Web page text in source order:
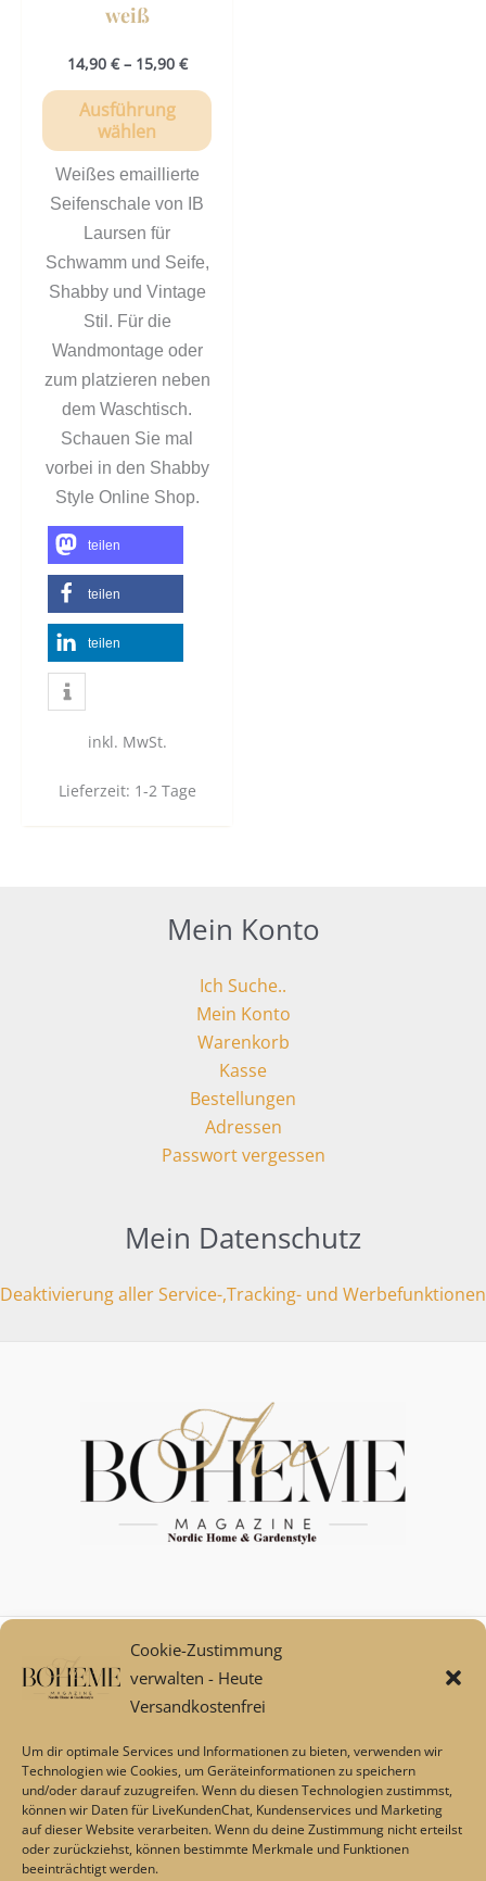
Cookie-Zustimmung
verwalten - Heute
Versandkostenfrei
Um dir optimale Services und Informationen zu bieten, verwenden wir
Technologien wie Cookies, um Geräteinformationen zu speichern
und/oder darauf zuzugreifen. Wenn du diesen Technologien zustimmst,
können wir Daten für LiveKundenChat, Kundenservices und Marketing
auf dieser Website verarbeiten. Wenn du deine Zustimmung nicht erteilst
oder zurückziehst, können bestimmte Merkmale und Funktionen
beeinträchtigt werden.
weiß
14,90 €– 15,90 €
Ausführung
wählen
Weißes emaillierte
Seifenschale von IB
Laursen für
Schwamm und Seife,
Shabby und Vintage
Stil. Für die
Wandmontage oder
zum platzieren neben
dem Waschtisch.
Schauen Sie mal
vorbei in den Shabby
Style Online Shop.
teilen
teilen
teilen
inkl. MwSt.
Lieferzeit: 1-2 Tage
Mein Konto
Ich Suche..
Mein Konto
Warenkorb
Kasse
Bestellungen
Adressen
Passwort vergessen
Mein Datenschutz
Deaktivierung aller Service-,Tracking- und Werbefunktionen
Mein Konto
Zahlungsarten
Versand und Retoure****
AGB
Impressum
Datenschutz
Über uns